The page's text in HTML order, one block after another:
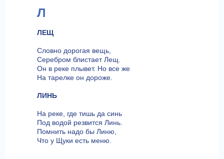
Л
ЛЕЩ
Словно дорогая вещь,
Серебром блистает Лещ.
Он в реке плывет. Но все же
На тарелке он дороже.
ЛИНЬ
На реке, где тишь да синь
Под водой резвится Линь.
Помнить надо бы Линю,
Что у Щуки есть меню.